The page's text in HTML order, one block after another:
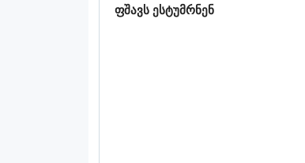
ფშავს ესტუმრნენ